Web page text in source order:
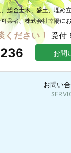
総合土木、盛土、埋め
業者、株式会社幸陽にお
ください！ 受付
お問
お問い